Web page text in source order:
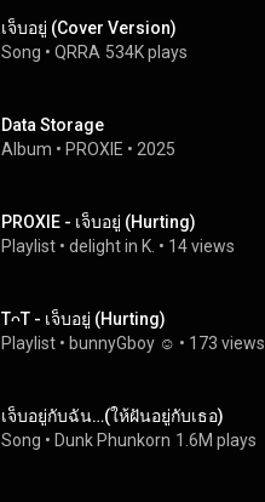
เจ็บอยู่ (Cover Version)
Song • QRRA 534K plays
Data Storage
Album • PROXIE • 2025
PROXIE - เจ็บอยู่ (Hurting)
Playlist • delight in K. • 14 views
TᴖT - เจ็บอยู่ (Hurting)
Playlist • bunnyGboy ☺︎ • 173 views
เจ็บอยู่กับฉัน…(ให้ฝันอยู่กับเธอ)
Song • Dunk Phunkorn 1.6M plays